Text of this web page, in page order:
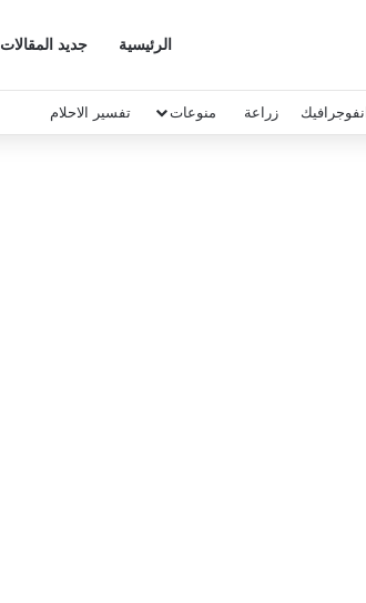
الرئيسية جديد المقالات
زراعة منوعات تفسير الاحلام